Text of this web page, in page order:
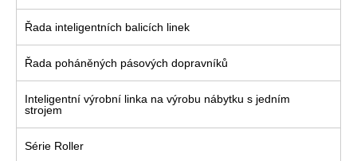
Řada inteligentních balicích linek
Řada poháněných pásových dopravníků
Inteligentní výrobní linka na výrobu nábytku s jedním
strojem
Série Roller